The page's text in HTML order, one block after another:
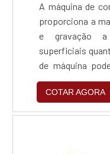
A máquina de
proporciona a
e gravação a
superficiais
de máquina
gravação de
Plástico;
funcionalidades
COTAR AGORA